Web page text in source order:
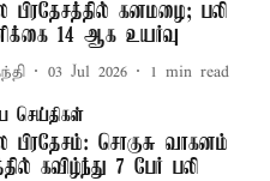
பிரதேசத்தில் கனமழை; பலி
14 ஆக உயர்வு
03 Jul 2026 1 min read
செய்திகள்
பிரதேசம்: சொகுசு வாகனம்
கவிழ்ந்து 7 பேர் பலி